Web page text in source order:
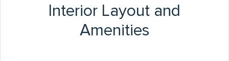
Interior Layout and
Amenities